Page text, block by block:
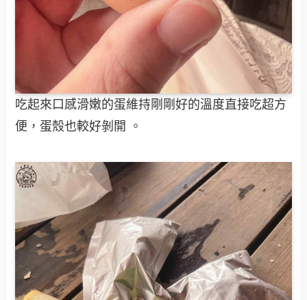
吃起來口感滑嫩的蛋維持剛剛好的溫度直接吃超方
便，蛋殼也較好剝開 。